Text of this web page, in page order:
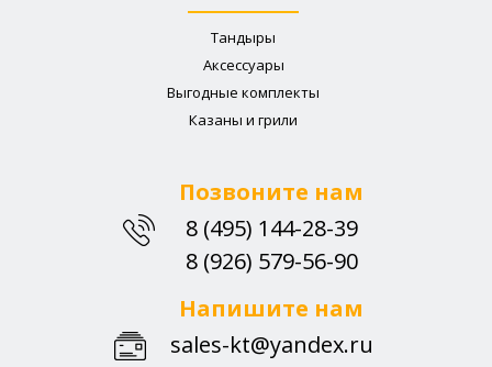
Тандыры
Аксессуары
Выгодные комплекты
Казаны и грили
Позвоните нам
8 (495) 144-28-39
8 (926) 579-56-90
Напишите нам
sales-kt@yandex.ru